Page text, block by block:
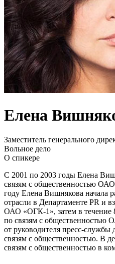
Елена
Заместитель генерального
Вольное дело
О спикере
С 2001 по 2003 годы Елена
связям с общественностью
году Елена Вишнякова начала
отрасли в Департаменте PR и
ОАО «ОГК-1», затем в течение
по связям с общественностью
от руководителя пресс-службы
связям с общественностью. В
связям с общественностью в